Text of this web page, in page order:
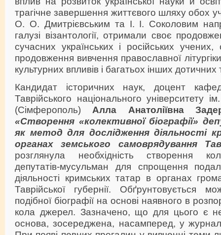
трагічне завершення життєвого шляху обох
О. О. Дмитрієвським та І. І. Соколовим
галузі візантології, отримали своє
сучасних українських і російських
продовження вивчення православної
культурних впливів і багатьох інших дотичних
Кандидат історичних наук, доцент
Таврійського національного університету
(Сімферополь) Алла Анатоліївна
«Створення «колективної біографії»
як метод для дослідження діяльності
органах земського самоврядування
розглянула необхідність створення
депутатів-мусульман для спрощення
діяльності кримських татар в органах
Таврійської губернії. Обґрунтовується
подібної біографії на основі наявного в
кола джерел. Зазначено, що для цього є
основа, зосереджена, насамперед, у